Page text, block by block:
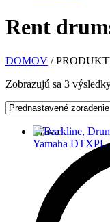
Rent
DOMOV /
Zobrazujú sa 3
Zľava!